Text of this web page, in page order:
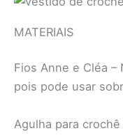
MATERIAIS
Fios Anne e Cléa –
pois pode usar
Agulha para crochê